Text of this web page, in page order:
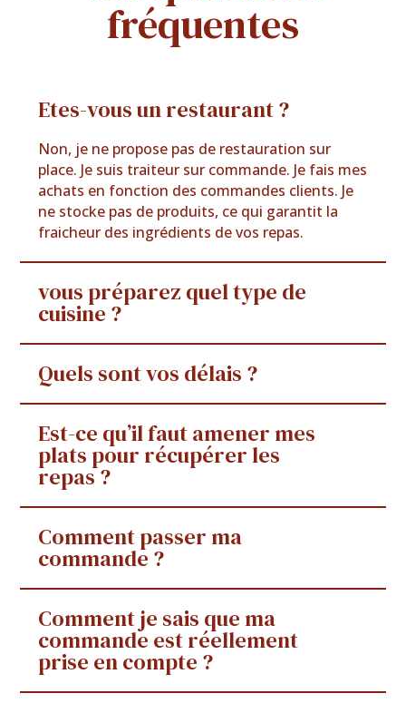
fréquentes
Etes-vous un restaurant ?
Non, je ne propose pas de restauration sur
place. Je suis traiteur sur commande. Je fais mes
achats en fonction des commandes clients. Je
ne stocke pas de produits, ce qui garantit la
fraicheur des ingrédients de vos repas.
vous préparez quel type de
cuisine ?
Quels sont vos délais ?
Est-ce qu’il faut amener mes
plats pour récupérer les
repas ?
Comment passer ma
commande ?
Comment je sais que ma
commande est réellement
prise en compte ?